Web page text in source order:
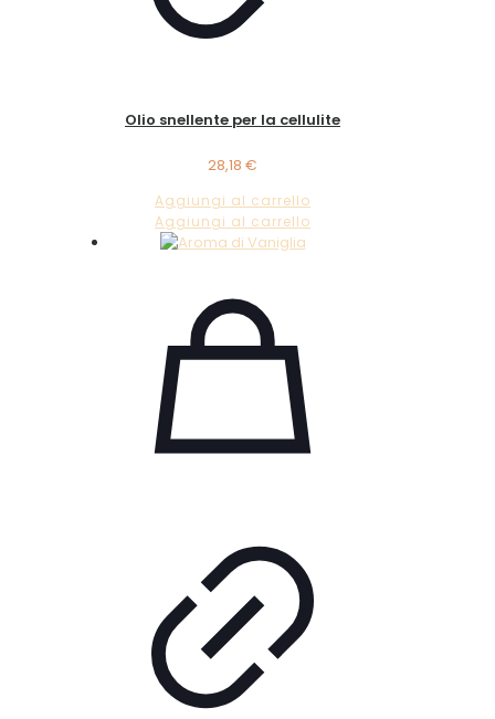
Olio snellente per la cellulite
28,18 €
Aggiungi al carrello
Aggiungi al carrello